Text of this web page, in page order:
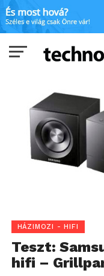
HÁZIMOZI - HIFI
Teszt:
hifi –